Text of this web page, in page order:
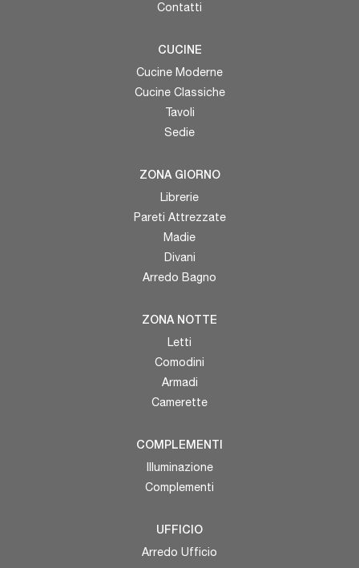
Contatti
CUCINE
Cucine Moderne
Cucine Classiche
Tavoli
Sedie
ZONA GIORNO
Librerie
Pareti Attrezzate
Madie
Divani
Arredo Bagno
ZONA NOTTE
Letti
Comodini
Armadi
Camerette
COMPLEMENTI
Illuminazione
Complementi
UFFICIO
Arredo Ufficio